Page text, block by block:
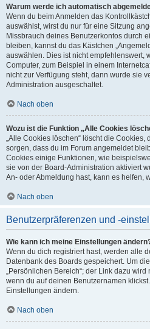
Warum werde ich automatisch
Wenn du beim Anmelden das
auswählst, wirst du nur für eine Sitzung
Missbrauch deines Benutzerkontos durch
bleiben, kannst du das Kästchen
auswählen. Dies ist nicht empfehlenswert,
Computer, zum Beispiel in einem
nicht zur Verfügung steht, dann wurde sie
Administration ausgeschaltet.
Nach oben
Wozu ist die Funktion „Alle Cookies
„Alle Cookies löschen“ löscht die
sorgen, dass du im Forum angemeldet
Cookies einige Funktionen, wie
sie von der Board-Administration aktiviert
An- oder Abmeldung hast, kann es helfen,
Nach oben
Benutzerpräferenzen und -
Wie kann ich meine Einstellungen
Wenn du dich registriert hast, werden alle
Datenbank des Boards gespeichert. Um
„Persönlichen Bereich“; der Link dazu
wenn du auf deinen Benutzernamen
Einstellungen ändern.
Nach oben